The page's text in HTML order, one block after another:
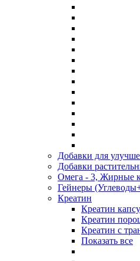
Добавки для
Добавки
Омега - 3, Жирные
Гейнеры
Креатин
Креатин
Креатин
Креатин с
Показать все